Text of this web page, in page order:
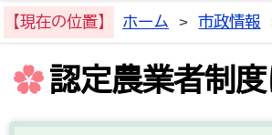
【現在の位置】 ホーム > 市政情報
認定農業者制